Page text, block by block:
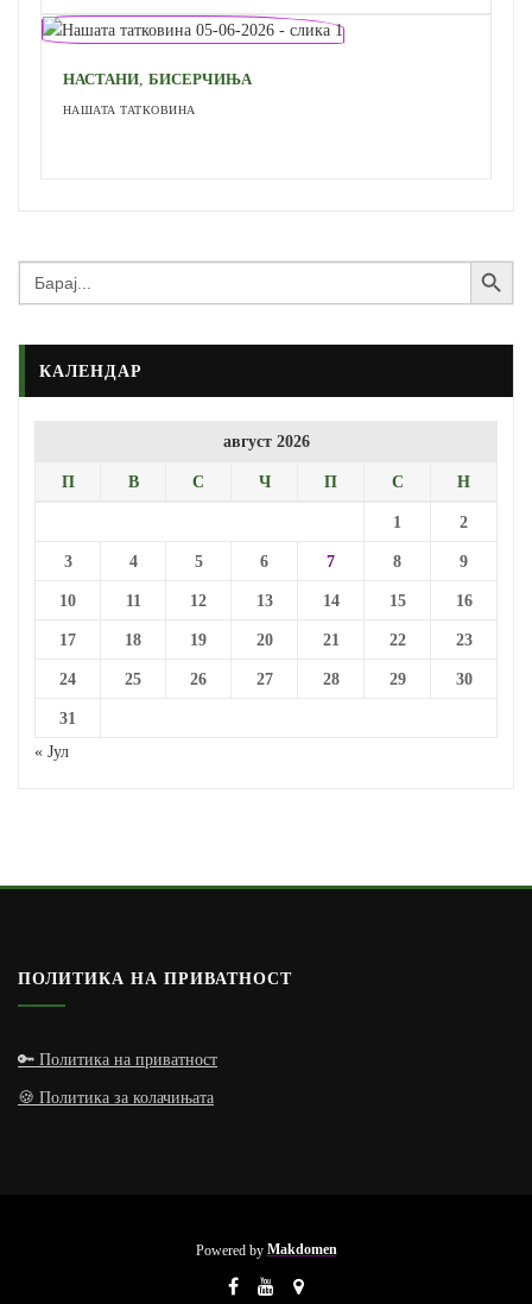
НАСТАНИ, БИСЕРЧИЊА
НАШАТА ТАТКОВИНА
Search
for:
Search Button
КАЛЕНДАР
август 2026
П В С Ч П С Н
1 2
3 4 5 6 7 8 9
10 11 12 13 14 15 16
17 18 19 20 21 22 23
24 25 26 27 28 29 30
31
« Јул
ПОЛИТИКА НА ПРИВАТНОСТ
🔑 Политика на приватност
🍪 Политика за колачињата
Powered by Makdomen